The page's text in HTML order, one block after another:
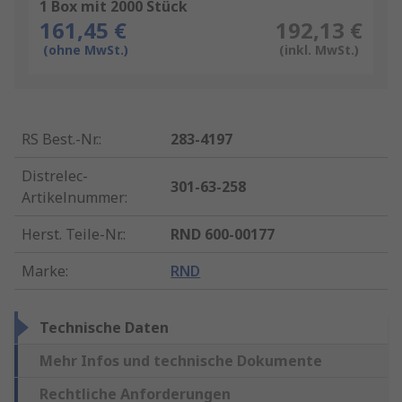
1 Box mit 2000 Stück
161,45 €
(ohne MwSt.)
192,13 €
(inkl. MwSt.)
RS Best.-Nr.:
283-4197
Distrelec-
Artikelnummer:
301-63-258
Herst. Teile-Nr.:
RND 600-00177
Marke: RND
Technische Daten
Mehr Infos und technische Dokumente
Rechtliche Anforderungen